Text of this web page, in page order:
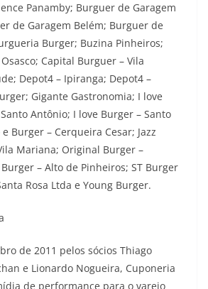
Panamby; Burguer de Garagem
de Garagem Belém; Burguer de
Burger; Buzina Pinheiros;
Capital Burguer – Vila
Depot4 – Ipiranga; Depot4 –
Gigante Gastronomia; I love
Antônio; I love Burger – Santo
Burger – Cerqueira Cesar; Jazz
Mariana; Original Burger –
– Alto de Pinheiros; ST Burger
Rosa Ltda e Young Burger.
de 2011 pelos sócios Thiago
e Lionardo Nogueira, Cuponeria
de performance para o varejo